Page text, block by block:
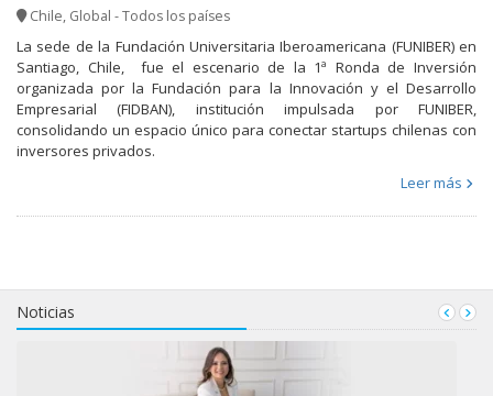
Chile, Global - Todos los países
La sede de la Fundación Universitaria Iberoamericana (FUNIBER) en
Santiago, Chile, fue el escenario de la 1ª Ronda de Inversión
organizada por la Fundación para la Innovación y el Desarrollo
Empresarial (FIDBAN), institución impulsada por FUNIBER,
consolidando un espacio único para conectar startups chilenas con
inversores privados.
Leer más
Noticias